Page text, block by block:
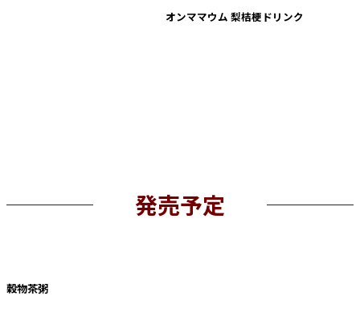
オンママウム 梨桔梗ドリンク
発売予定
穀物茶粥